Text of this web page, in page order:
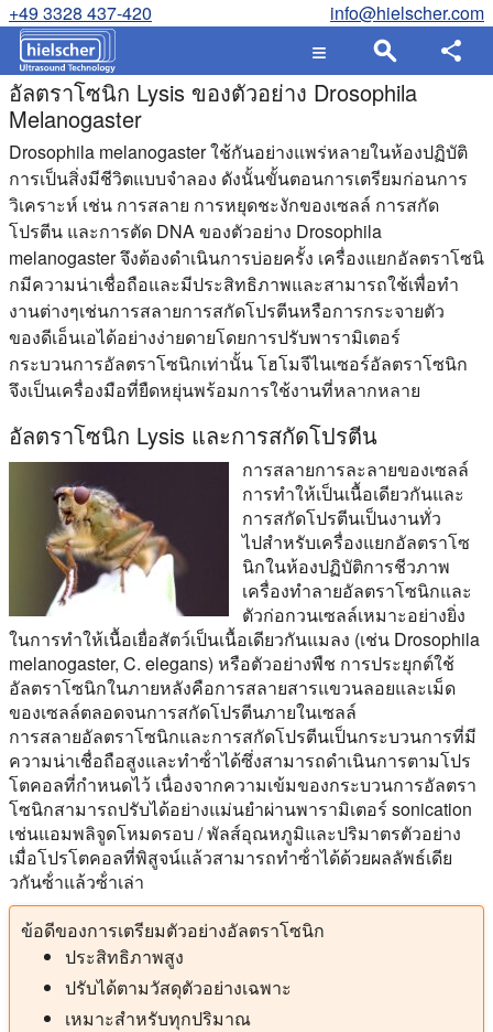
+49 3328 437-420 info@hielscher.com
อัลตราโซนิก Lysis ของตัวอย่าง Drosophila
Melanogaster
Drosophila melanogaster ใช้กันอย่างแพร่หลายในห้องปฏิบัติ
การเป็นสิ่งมีชีวิตแบบจําลอง ดังนั้นขั้นตอนการเตรียมก่อนการ
วิเคราะห์ เช่น การสลาย การหยุดชะงักของเซลล์ การสกัด
โปรตีน และการตัด DNA ของตัวอย่าง Drosophila
melanogaster จึงต้องดําเนินการบ่อยครั้ง เครื่องแยกอัลตราโซนิ
กมีความน่าเชื่อถือและมีประสิทธิภาพและสามารถใช้เพื่อทํา
งานต่างๆเช่นการสลายการสกัดโปรตีนหรือการกระจายตัว
ของดีเอ็นเอได้อย่างง่ายดายโดยการปรับพารามิเตอร์
กระบวนการอัลตราโซนิกเท่านั้น โฮโมจีไนเซอร์อัลตราโซนิก
จึงเป็นเครื่องมือที่ยืดหยุ่นพร้อมการใช้งานที่หลากหลาย
อัลตราโซนิก Lysis และการสกัดโปรตีน
การสลายการละลายของเซลล์
การทําให้เป็นเนื้อเดียวกันและ
การสกัดโปรตีนเป็นงานทั่ว
ไปสําหรับเครื่องแยกอัลตราโซ
นิกในห้องปฏิบัติการชีวภาพ
เครื่องทําลายอัลตราโซนิกและ
ตัวก่อกวนเซลล์เหมาะอย่างยิ่ง
ในการทําให้เนื้อเยื่อสัตว์เป็นเนื้อเดียวกันแมลง (เช่น Drosophila
melanogaster, C. elegans) หรือตัวอย่างพืช การประยุกต์ใช้
อัลตราโซนิกในภายหลังคือการสลายสารแขวนลอยและเม็ด
ของเซลล์ตลอดจนการสกัดโปรตีนภายในเซลล์
การสลายอัลตราโซนิกและการสกัดโปรตีนเป็นกระบวนการที่มี
ความน่าเชื่อถือสูงและทําซ้ําได้ซึ่งสามารถดําเนินการตามโปร
โตคอลที่กําหนดไว้ เนื่องจากความเข้มของกระบวนการอัลตรา
โซนิกสามารถปรับได้อย่างแม่นยําผ่านพารามิเตอร์ sonication
เช่นแอมพลิจูดโหมดรอบ / พัลส์อุณหภูมิและปริมาตรตัวอย่าง
เมื่อโปรโตคอลที่พิสูจน์แล้วสามารถทําซ้ําได้ด้วยผลลัพธ์เดีย
วกันซ้ําแล้วซ้ําเล่า
ข้อดีของการเตรียมตัวอย่างอัลตราโซนิก
ประสิทธิภาพสูง
ปรับได้ตามวัสดุตัวอย่างเฉพาะ
เหมาะสําหรับทุกปริมาณ